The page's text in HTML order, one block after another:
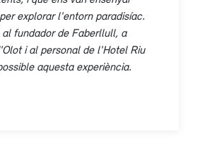
explorar l'entorn paradisíac.
al fundador de Faberllull, a
i al personal de l'Hotel Riu
aquesta experiència.